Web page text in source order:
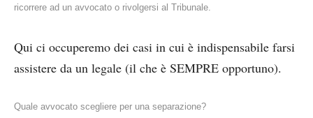
ricorrere ad un avvocato o rivolgersi al Tribunale.
Qui ci occuperemo dei casi in cui è indispensabile farsi
assistere da un legale (il che è SEMPRE opportuno).
Quale avvocato scegliere per una separazione?